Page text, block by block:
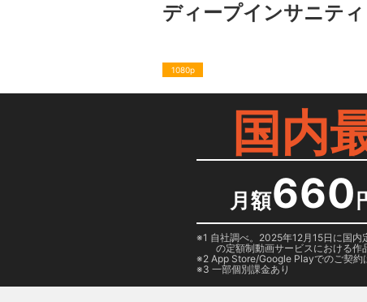
ディープインサニテ
1080p
国内
月額660
1 自社調べ。2025年12月15日に国
の定額制動画サービスにおける作
2 App Store/Google Playでのご契約
3 一部個別課金あり